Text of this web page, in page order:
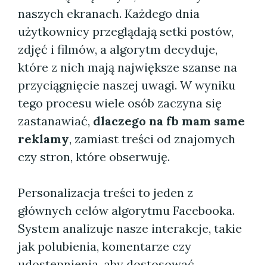
naszych ekranach. Każdego dnia
użytkownicy przeglądają setki postów,
zdjęć i filmów, a algorytm decyduje,
które z nich mają największe szanse na
przyciągnięcie naszej uwagi. W wyniku
tego procesu wiele osób zaczyna się
zastanawiać, dlaczego na fb mam same
reklamy, zamiast treści od znajomych
czy stron, które obserwuję.
Personalizacja treści to jeden z
głównych celów algorytmu Facebooka.
System analizuje nasze interakcje, takie
jak polubienia, komentarze czy